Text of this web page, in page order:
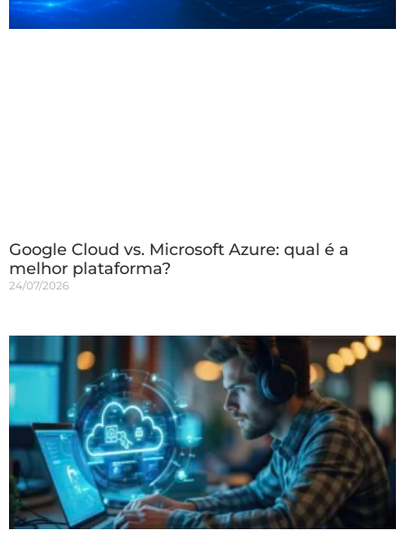
Google Cloud vs. Microsoft Azure: qual é a
melhor plataforma?
24/07/2026